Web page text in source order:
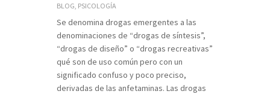
BLOG PSICOLOGÍA
Se denomina drogas emergentes a las
denominaciones de “drogas de síntesis”,
“drogas de diseño” o “drogas recreativas”
qué son de uso común pero con un
significado confuso y poco preciso,
derivadas de las anfetaminas. Las drogas